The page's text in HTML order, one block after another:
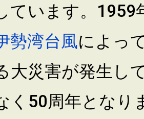
ています。1959
勢湾台風によっ
大災害が発生し
く50周年となり